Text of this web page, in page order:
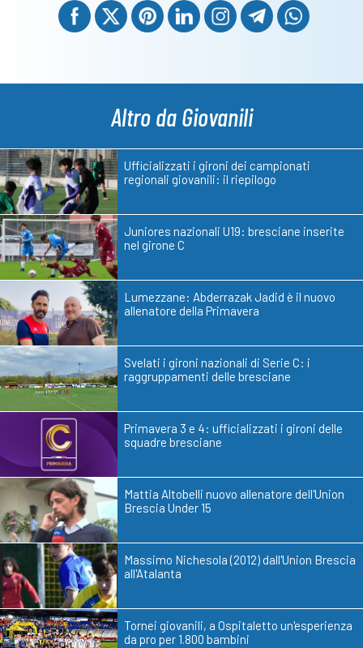
Altro da Giovanili
Ufficializzati i gironi dei campionati
regionali giovanili: il riepilogo
Juniores nazionali U19: bresciane inserite
nel girone C
Lumezzane: Abderrazak Jadid è il nuovo
allenatore della Primavera
Svelati i gironi nazionali di Serie C: i
raggruppamenti delle bresciane
Primavera 3 e 4: ufficializzati i gironi delle
squadre bresciane
Mattia Altobelli nuovo allenatore dell'Union
Brescia Under 15
Massimo Nichesola (2012) dall'Union Brescia
all'Atalanta
Tornei giovanili, a Ospitaletto un'esperienza
da pro per 1.800 bambini